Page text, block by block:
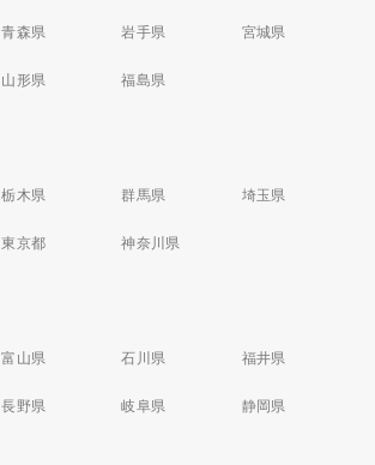
青森県 岩手県 宮城県
山形県 福島県
栃木県 群馬県 埼玉県
東京都 神奈川県
富山県 石川県 福井県
長野県 岐阜県 静岡県